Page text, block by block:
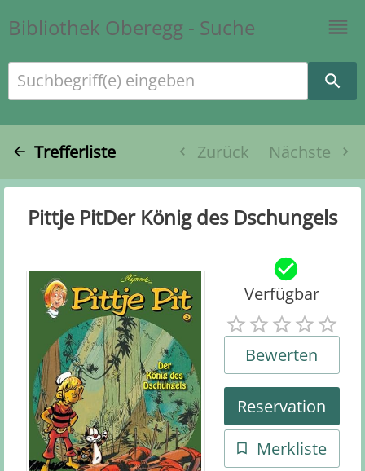
Bibliothek Oberegg - Suche
Suchbegriff(e) eingeben
Trefferliste Zurück Nächste
Pittje PitDer König des Dschungels
Verfügbar
Bewerten
Reservation
Merkliste